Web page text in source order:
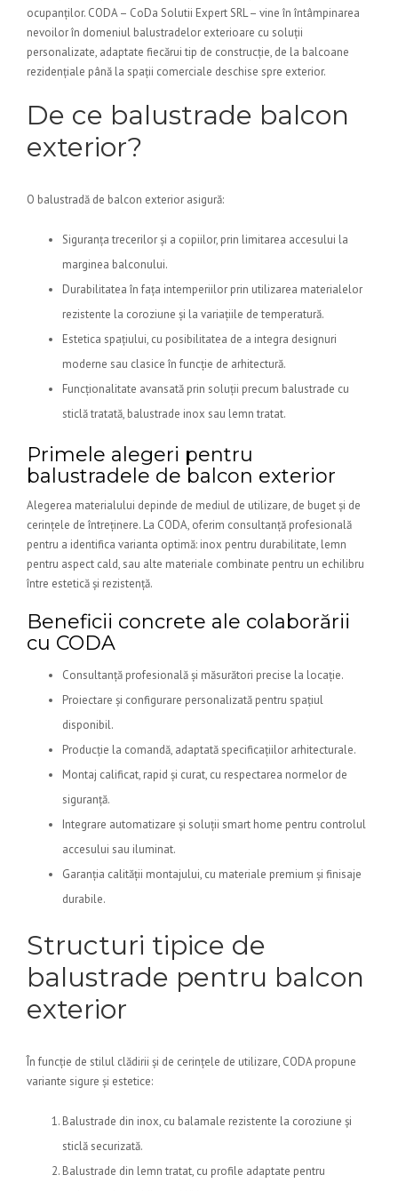
ocupanților. CODA – CoDa Solutii Expert SRL – vine în întâmpinarea
nevoilor în domeniul balustradelor exterioare cu soluții
personalizate, adaptate fiecărui tip de construcție, de la balcoane
rezidențiale până la spații comerciale deschise spre exterior.
De ce balustrade balcon
exterior?
O balustradă de balcon exterior asigură:
Siguranța trecerilor și a copiilor, prin limitarea accesului la
marginea balconului.
Durabilitatea în fața intemperiilor prin utilizarea materialelor
rezistente la coroziune și la variațiile de temperatură.
Estetica spațiului, cu posibilitatea de a integra designuri
moderne sau clasice în funcție de arhitectură.
Funcționalitate avansată prin soluții precum balustrade cu
sticlă tratată, balustrade inox sau lemn tratat.
Primele alegeri pentru
balustradele de balcon exterior
Alegerea materialului depinde de mediul de utilizare, de buget și de
cerințele de întreținere. La CODA, oferim consultanță profesională
pentru a identifica varianta optimă: inox pentru durabilitate, lemn
pentru aspect cald, sau alte materiale combinate pentru un echilibru
între estetică și rezistență.
Beneficii concrete ale colaborării
cu CODA
Consultanță profesională și măsurători precise la locație.
Proiectare și configurare personalizată pentru spațiul
disponibil.
Producție la comandă, adaptată specificațiilor arhitecturale.
Montaj calificat, rapid și curat, cu respectarea normelor de
siguranță.
Integrare automatizare și soluții smart home pentru controlul
accesului sau iluminat.
Garanția calității montajului, cu materiale premium și finisaje
durabile.
Structuri tipice de
balustrade pentru balcon
exterior
În funcție de stilul clădirii și de cerințele de utilizare, CODA propune
variante sigure și estetice:
Balustrade din inox, cu balamale rezistente la coroziune și
sticlă securizată.
Balustrade din lemn tratat, cu profile adaptate pentru